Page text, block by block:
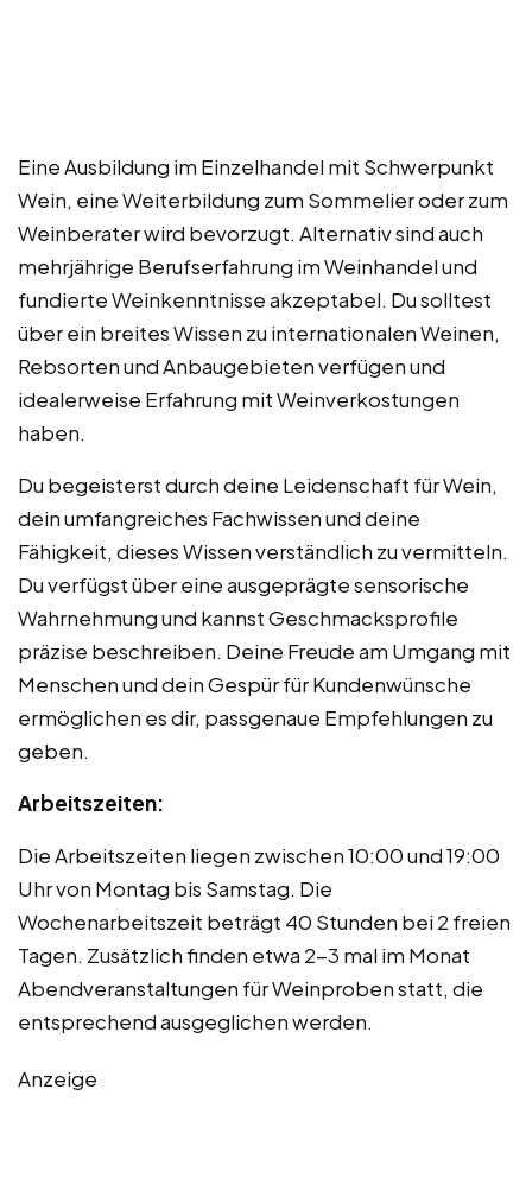
Eine Ausbildung im Einzelhandel mit Schwerpunkt
Wein, eine Weiterbildung zum Sommelier oder zum
Weinberater wird bevorzugt. Alternativ sind auch
mehrjährige Berufserfahrung im Weinhandel und
fundierte Weinkenntnisse akzeptabel. Du solltest
über ein breites Wissen zu internationalen Weinen,
Rebsorten und Anbaugebieten verfügen und
idealerweise Erfahrung mit Weinverkostungen
haben.
Du begeisterst durch deine Leidenschaft für Wein,
dein umfangreiches Fachwissen und deine
Fähigkeit, dieses Wissen verständlich zu vermitteln.
Du verfügst über eine ausgeprägte sensorische
Wahrnehmung und kannst Geschmacksprofile
präzise beschreiben. Deine Freude am Umgang mit
Menschen und dein Gespür für Kundenwünsche
ermöglichen es dir, passgenaue Empfehlungen zu
geben.
Arbeitszeiten:
Die Arbeitszeiten liegen zwischen 10:00 und 19:00
Uhr von Montag bis Samstag. Die
Wochenarbeitszeit beträgt 40 Stunden bei 2 freien
Tagen. Zusätzlich finden etwa 2-3 mal im Monat
Abendveranstaltungen für Weinproben statt, die
entsprechend ausgeglichen werden.
Anzeige